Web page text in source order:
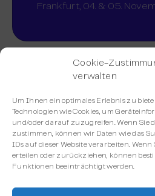
Cookie-
verwalten
Um Ihnen ein optimales Erlebnis zu
Technologien wie Cookies, um
und/oder darauf zuzugreifen. Wenn Sie
zustimmen, können wir Daten wie das
IDs auf dieser Website verarbeiten.
erteilen oder zurückziehen, können
Funktionen beeinträchtigt werden.
Frankfurt, 04. & 05.